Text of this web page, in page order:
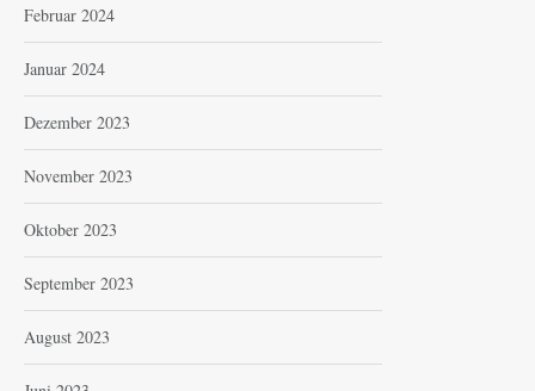
Februar 2024
Januar 2024
Dezember 2023
November 2023
Oktober 2023
September 2023
August 2023